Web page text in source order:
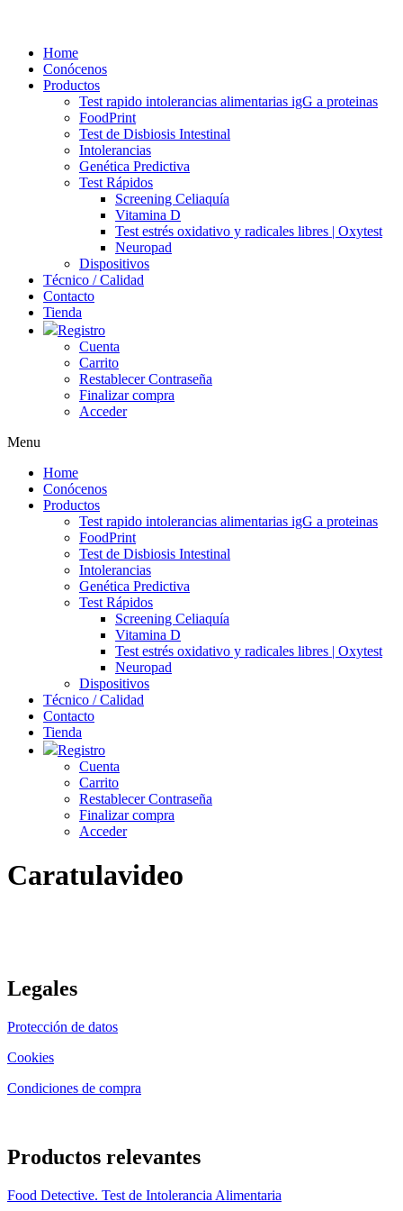
contenidoHome
Conócenos
Productos
Test rapido intolerancias alimentarias igG a proteinas
FoodPrint
Test de Disbiosis Intestinal
Intolerancias
Genética Predictiva
Test Rápidos
Screening Celiaquía
Vitamina D
Test estrés oxidativo y radicales libres | Oxytest
Neuropad
Dispositivos
Técnico / Calidad
Contacto
Tienda
Registro
Cuenta
Carrito
Restablecer Contraseña
Finalizar compra
Acceder
Menu
Home
Conócenos
Productos
Test rapido intolerancias alimentarias igG a proteinas
FoodPrint
Test de Disbiosis Intestinal
Intolerancias
Genética Predictiva
Test Rápidos
Screening Celiaquía
Vitamina D
Test estrés oxidativo y radicales libres | Oxytest
Neuropad
Dispositivos
Técnico / Calidad
Contacto
Tienda
Registro
Cuenta
Carrito
Restablecer Contraseña
Finalizar compra
Acceder
Caratulavideo
Legales
Protección de datos
Cookies
Condiciones de compra
Productos relevantes
Food Detective. Test de Intolerancia Alimentaria